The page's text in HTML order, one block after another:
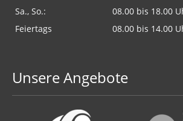
Sa., So.:
08.00 bis 18.00
Feiertags
08.00 bis 14.00
Unsere Angebote